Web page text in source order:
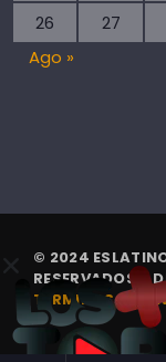
26
27
Ago »
© 2024
RESERVADOS. |
TÉRMINOS Y